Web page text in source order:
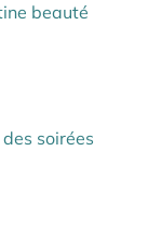
beauté
soirées